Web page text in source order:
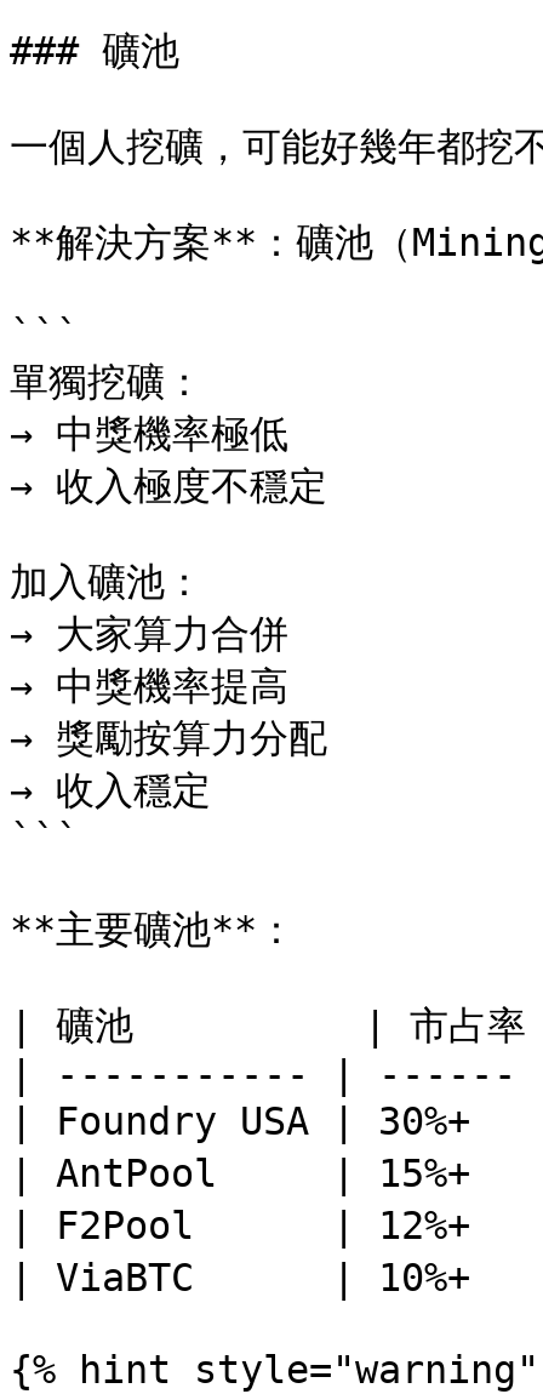
### 礦池
一個人挖礦，可能好幾年都挖
**解決方案**：礦池（
```
單獨挖礦：
→ 中獎機率極低
→ 收入極度不穩定
加入礦池：
→ 大家算力合併
→ 中獎機率提高
→ 獎勵按算力分配
→ 收入穩定
```
**主要礦池**：
| 礦池          | 市占率
| ----------- |
| Foundry USA | 30%+
| AntPool     | 15%+   |
| F2Pool      | 12%+
| ViaBTC      | 10%+
{% hint style="warning"